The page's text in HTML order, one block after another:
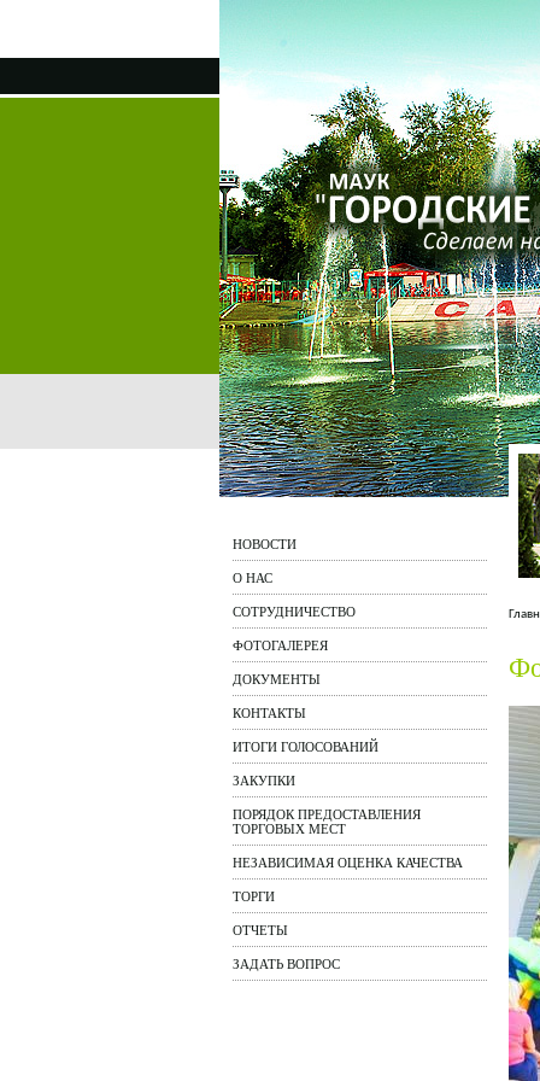
НОВОСТИ
О НАС
СОТРУДНИЧЕСТВО
ФОТОГАЛЕРЕЯ
ДОКУМЕНТЫ
КОНТАКТЫ
ИТОГИ ГОЛОСОВАНИЙ
ЗАКУПКИ
ПОРЯДОК ПРЕДОСТАВЛЕНИЯ
ТОРГОВЫХ МЕСТ
НЕЗАВИСИМАЯ ОЦЕНКА КАЧЕСТВА
ТОРГИ
ОТЧЕТЫ
ЗАДАТЬ ВОПРОС